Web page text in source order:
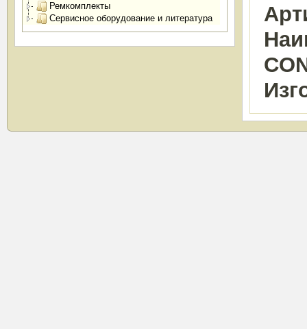
Ремкомплекты
Сервисное оборудование и литература